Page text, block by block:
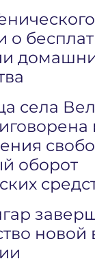
о
села
оборот